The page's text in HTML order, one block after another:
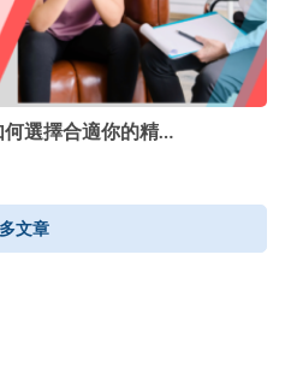
選擇合適你的精…
文章